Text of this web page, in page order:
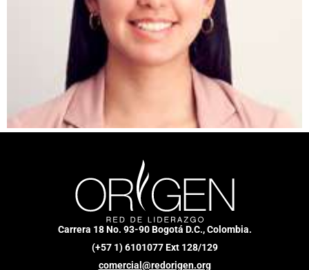
Carrera 18 No. 93-90 Bogotá D.C., Colombia.
(+57 1) 6101077 Ext 128/129
comercial@redorigen.org